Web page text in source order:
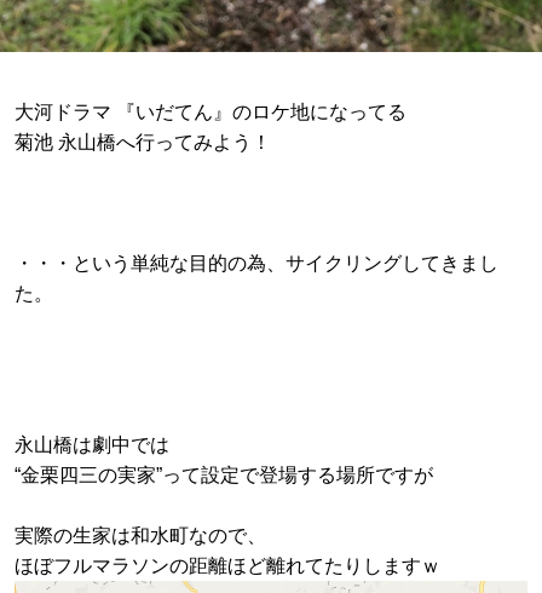
大河ドラマ 『いだてん』のロケ地になってる
菊池 永山橋へ行ってみよう！
・・・という単純な目的の為、サイクリングしてきまし
た。
永山橋は劇中では
“金栗四三の実家”って設定で登場する場所ですが
実際の生家は和水町なので、
ほぼフルマラソンの距離ほど離れてたりしますｗ